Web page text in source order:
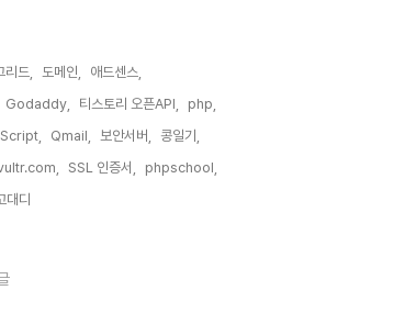
리드, 도메인,
애드센스,
Godaddy, 티스토리 오픈API,
php,
Qmail, 보안서버,
콩일기,
SSL 인증서,
phpschool,
대디,